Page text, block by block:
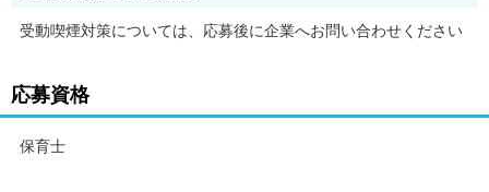
受動喫煙対策については、応募後に企業へお問い合わせください
応募資格
保育士